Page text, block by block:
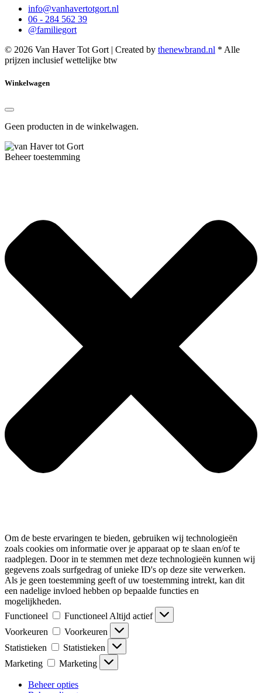
info@vanhavertotgort.nl
06 - 284 562 39
@familiegort
© 2026 Van Haver Tot Gort | Created by thenewbrand.nl * Alle
prijzen inclusief wettelijke btw
Winkelwagen
Geen producten in de winkelwagen.
Beheer toestemming
Om de beste ervaringen te bieden, gebruiken wij technologieën
zoals cookies om informatie over je apparaat op te slaan en/of te
raadplegen. Door in te stemmen met deze technologieën kunnen wij
gegevens zoals surfgedrag of unieke ID's op deze site verwerken.
Als je geen toestemming geeft of uw toestemming intrekt, kan dit
een nadelige invloed hebben op bepaalde functies en
mogelijkheden.
Functioneel
Functioneel Altijd actief
Voorkeuren
Voorkeuren
Statistieken
Statistieken
Marketing
Marketing
Beheer opties